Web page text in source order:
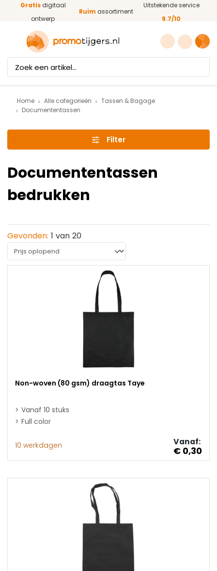
Ga naar de hoofdinhoud
Gratisdigitaal
ontwerp
Ruim assortiment
Uitstekende service
9.7/10
Home Alle categorieën
Tassen & Bagage
Documententassen
Filter
Documententassen
bedrukken
Gevonden: 1 van 20
Non-woven (80 gsm) draagtas Taye
Vanaf 10 stuks
Full color
10 werkdagen Vanaf:
€ 0,30